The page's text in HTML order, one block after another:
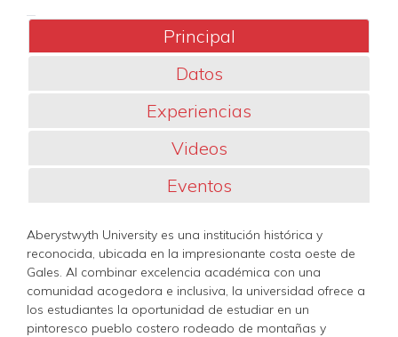
Principal
Datos
Experiencias
Videos
Eventos
Aberystwyth University es una institución histórica y
reconocida, ubicada en la impresionante costa oeste de
Gales. Al combinar excelencia académica con una
comunidad acogedora e inclusiva, la universidad ofrece a
los estudiantes la oportunidad de estudiar en un
pintoresco pueblo costero rodeado de montañas y